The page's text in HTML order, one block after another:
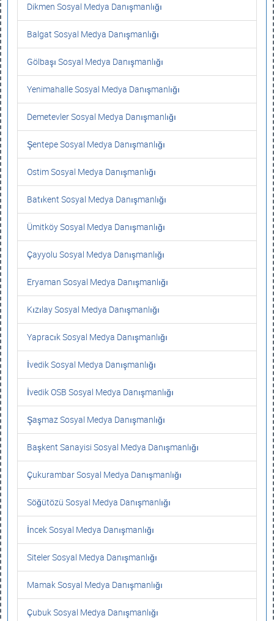
Dikmen Sosyal Medya Danışmanlığı
Balgat Sosyal Medya Danışmanlığı
Gölbaşı Sosyal Medya Danışmanlığı
Yenimahalle Sosyal Medya Danışmanlığı
Demetevler Sosyal Medya Danışmanlığı
Şentepe Sosyal Medya Danışmanlığı
Ostim Sosyal Medya Danışmanlığı
Batıkent Sosyal Medya Danışmanlığı
Ümitköy Sosyal Medya Danışmanlığı
Çayyolu Sosyal Medya Danışmanlığı
Eryaman Sosyal Medya Danışmanlığı
Kızılay Sosyal Medya Danışmanlığı
Yapracık Sosyal Medya Danışmanlığı
İvedik Sosyal Medya Danışmanlığı
İvedik OSB Sosyal Medya Danışmanlığı
Şaşmaz Sosyal Medya Danışmanlığı
Başkent Sanayisi Sosyal Medya Danışmanlığı
Çukurambar Sosyal Medya Danışmanlığı
Söğütözü Sosyal Medya Danışmanlığı
İncek Sosyal Medya Danışmanlığı
Siteler Sosyal Medya Danışmanlığı
Mamak Sosyal Medya Danışmanlığı
Çubuk Sosyal Medya Danışmanlığı